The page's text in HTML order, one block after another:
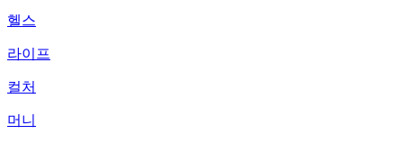
헬스
라이프
컬처
머니